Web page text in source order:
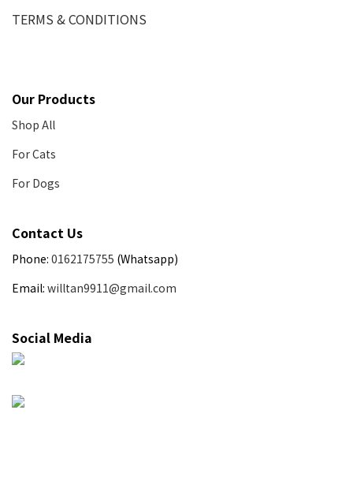
TERMS & CONDITIONS
Our Products
Shop All
For Cats
For Dogs
Contact Us
Phone: 0162175755 (Whatsapp)
Email: willtan9911@gmail.com
Social Media